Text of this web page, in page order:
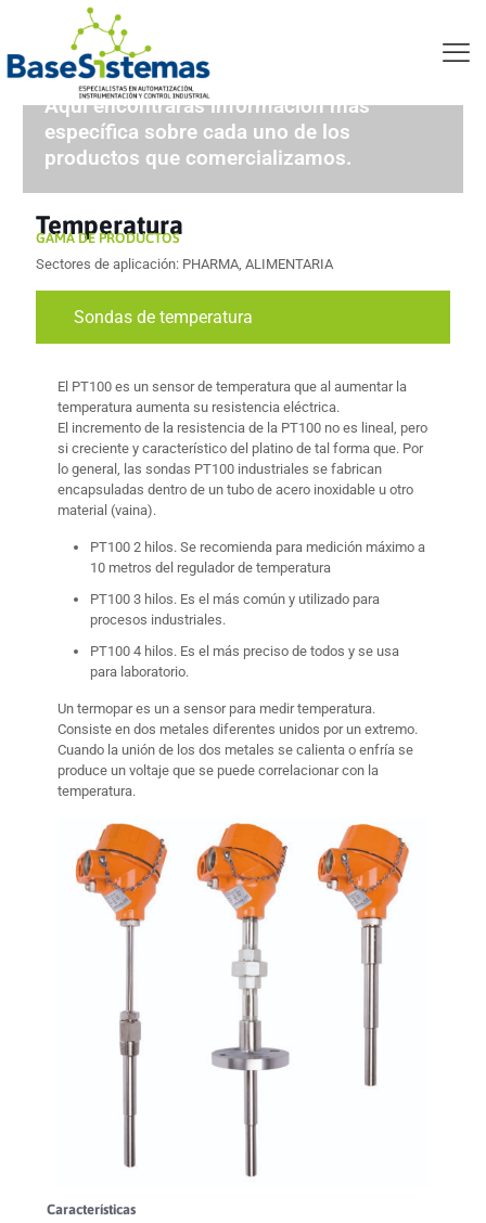
Productos temperatura
Aquí encontrarás información más
específica sobre cada uno de los
productos que comercializamos.
Temperatura
GAMA DE PRODUCTOS
Sectores de aplicación: PHARMA, ALIMENTARIA
Sondas de temperatura
El PT100 es un sensor de temperatura que al aumentar la
temperatura aumenta su resistencia eléctrica.
El incremento de la resistencia de la PT100 no es lineal, pero
si creciente y característico del platino de tal forma que. Por
lo general, las sondas PT100 industriales se fabrican
encapsuladas dentro de un tubo de acero inoxidable u otro
material (vaina).
PT100 2 hilos. Se recomienda para medición máximo a
10 metros del regulador de temperatura
PT100 3 hilos. Es el más común y utilizado para
procesos industriales.
PT100 4 hilos. Es el más preciso de todos y se usa
para laboratorio.
Un termopar es un a sensor para medir temperatura.
Consiste en dos metales diferentes unidos por un extremo.
Cuando la unión de los dos metales se calienta o enfría se
produce un voltaje que se puede correlacionar con la
temperatura.
Características